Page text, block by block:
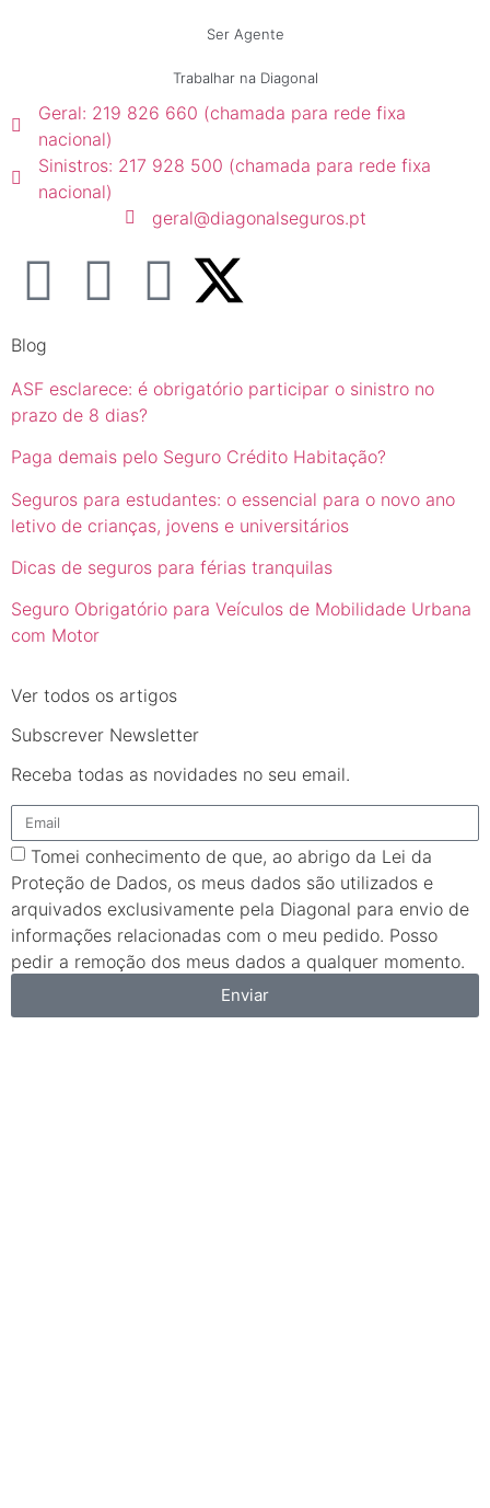
Ser Agente
Trabalhar na Diagonal
Geral: 219 826 660 (chamada para rede fixa
nacional)
Sinistros: 217 928 500 (chamada para rede fixa
nacional)
geral@diagonalseguros.pt
Blog
ASF esclarece: é obrigatório participar o sinistro no
prazo de 8 dias?
Paga demais pelo Seguro Crédito Habitação?
Seguros para estudantes: o essencial para o novo ano
letivo de crianças, jovens e universitários
Dicas de seguros para férias tranquilas
Seguro Obrigatório para Veículos de Mobilidade Urbana
com Motor
Ver todos os artigos
Subscrever Newsletter
Receba todas as novidades no seu email.
Tomei conhecimento de que, ao abrigo da Lei da
Proteção de Dados, os meus dados são utilizados e
arquivados exclusivamente pela Diagonal para envio de
informações relacionadas com o meu pedido. Posso
pedir a remoção dos meus dados a qualquer momento.
Enviar